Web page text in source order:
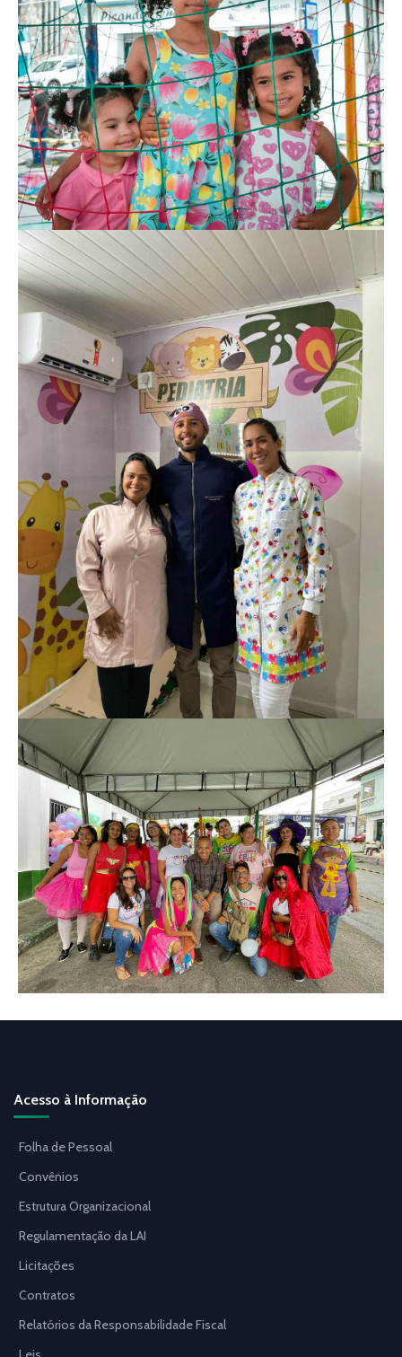
Acesso à Informação
Folha de Pessoal
Convênios
Estrutura Organizacional
Regulamentação da LAI
Licitações
Contratos
Relatórios da Responsabilidade Fiscal